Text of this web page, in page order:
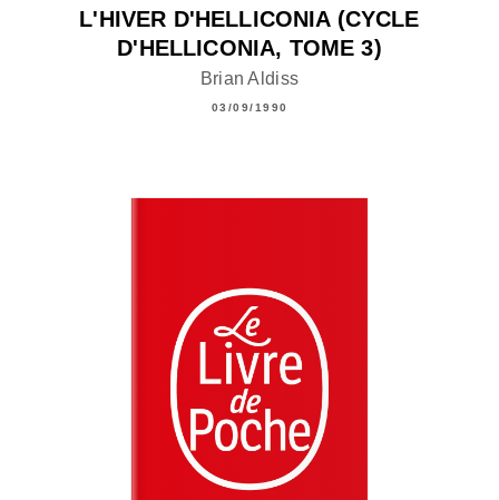
L'HIVER D'HELLICONIA (CYCLE
D'HELLICONIA, TOME 3)
Brian Aldiss
03/09/1990